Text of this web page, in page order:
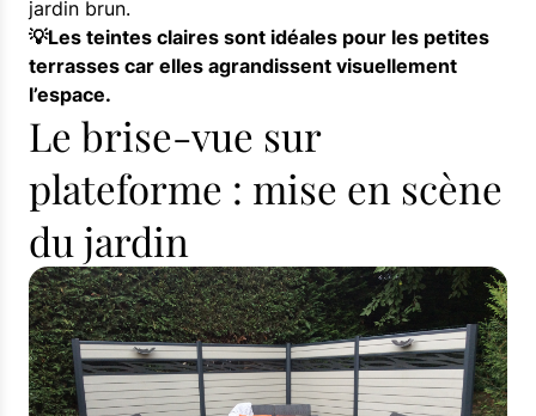
jardin brun.
💡Les teintes claires sont idéales pour les petites
terrasses car elles agrandissent visuellement
l’espace.
Le brise-vue sur
plateforme : mise en scène
du jardin